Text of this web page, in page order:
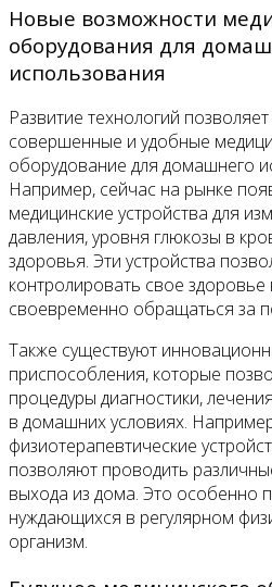
Новые возможности
оборудования для
использования
Развитие технологий
совершенные и удобные
оборудование для домашнего
Например, сейчас на рынке
медицинские устройства для
давления, уровня глюкозы в
здоровья. Эти устройства
контролировать свое
своевременно обращаться за
Также существуют
приспособления, которые
процедуры диагностики,
в домашних условиях.
физиотерапевтические
позволяют проводить
выхода из дома. Это особенно
нуждающихся в регулярном
организм.